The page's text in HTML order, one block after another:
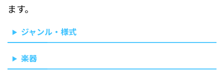
ます。
ジャンル・様式
楽器